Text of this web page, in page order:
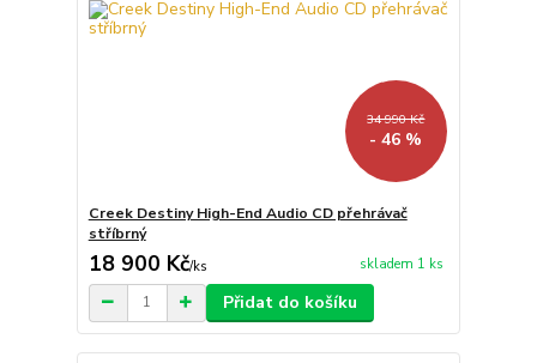
34 990 Kč
- 46 %
Creek Destiny High-End Audio CD přehrávač
stříbrný
18 900 Kč/ks skladem 1 ks
Přidat do košíku